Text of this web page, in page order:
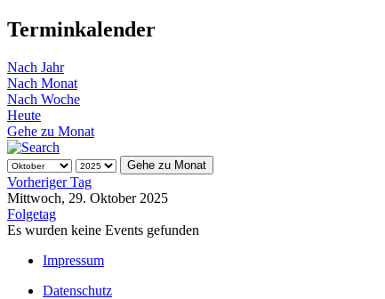
Terminkalender
Nach Jahr
Nach Monat
Nach Woche
Heute
Gehe zu Monat
Gehe zu Monat
Vorheriger Tag
Mittwoch, 29. Oktober 2025
Folgetag
Es wurden keine Events gefunden
Impressum
Datenschutz